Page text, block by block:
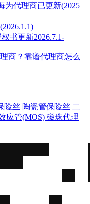
为代理商已更新(2025
书更新2026.7.1-
商？靠谱代理商怎么
险丝 陶瓷管保险丝 二
应管(MOS) 磁珠代理